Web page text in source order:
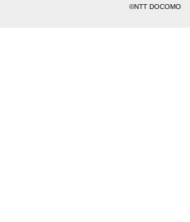
©NTT DOCOMO